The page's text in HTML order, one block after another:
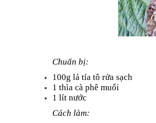
Chuẩn bị:
100g lá tía tô rửa sạch
1 thìa cà phê muối
1 lít nước
Cách làm: